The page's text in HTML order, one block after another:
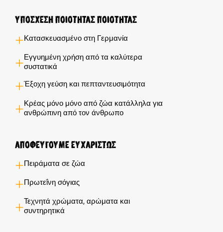
Υποσχέση ποιότητας ποιότητας
Κατασκευασμένο στη Γερμανία
Εγγυημένη χρήση από τα καλύτερα
συστατικά
Έξοχη γεύση και πεπταντευσιμότητα
Κρέας μόνο μόνο από ζώα κατάλληλα για
ανθρώπινη από τον άνθρωπο
Αποφεύγουμε ευχαρίστως
Πειράματα σε ζώα
Πρωτεΐνη σόγιας
Τεχνητά χρώματα, αρώματα και
συντηρητικά